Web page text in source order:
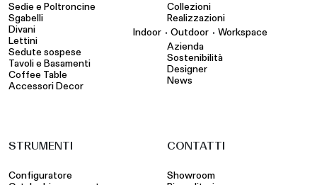
Sedie e Poltroncine
Sgabelli
Divani
Lettini
Sedute sospese
Tavoli e Basamenti
Coffee Table
Accessori Decor
Collezioni
Realizzazioni
Indoor • Outdoor • Workspace
Azienda
Sostenibilità
Designer
News
STRUMENTI
Configuratore
CONTATTI
Showroom